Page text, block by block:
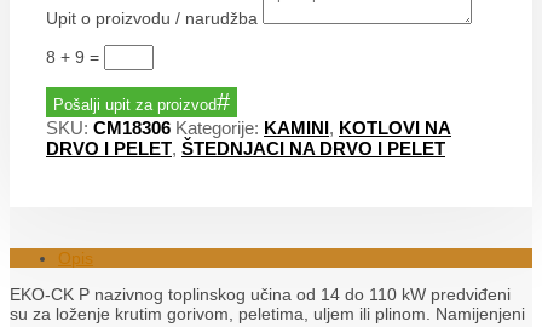
Upit o proizvodu / narudžba
8 + 9 =
Pošalji upit za proizvod
SKU: CM18306 Kategorije: KAMINI, KOTLOVI NA
DRVO I PELET, ŠTEDNJACI NA DRVO I PELET
Opis
EKO-CK P nazivnog toplinskog učina od 14 do 110 kW predviđeni
su za loženje krutim gorivom, peletima, uljem ili plinom. Namijenjeni